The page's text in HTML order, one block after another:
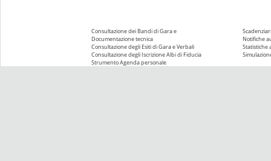
Consultazione dei Bandi di Gara e
Documentazione tecnica
Consultazione degli Esiti di Gara e Verbali
Consultazione degli Iscrizione Albi di Fiducia
Strumento Agenda personale
Notifiche
Statistiche